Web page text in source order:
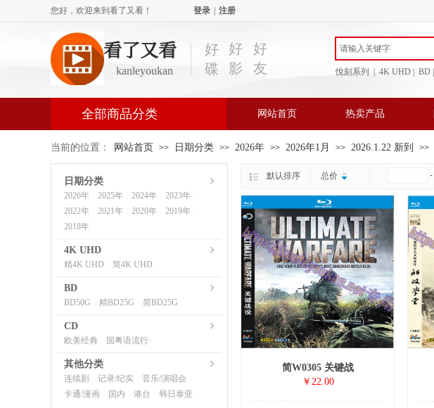
您好，欢迎来到看了又看！ 登录 注册
好
碟
好
影
好
友
悅刻系列 | 4K UHD | BD
看了又看
kanleyoukan
全部商品分类 网站首页 热卖产品
当前的位置： 网站首页 >> 日期分类 >> 2026年 >> 2026年1月 >> 2026.1.22 新到 >>
默认排序 总价 -
简W0305 关键战
￥22.00
日期分类
2026年 2025年 2024年 2023年
2022年 2021年 2020年 2019年
2018年
4K UHD
精4K UHD 简4K UHD
BD
BD50G 精BD25G 简BD25G
CD
欧美经典 国粤语流行
其他分类
连续剧 记录/纪实 音乐/演唱会
卡通/漫画 国内 港台 韩日泰亚